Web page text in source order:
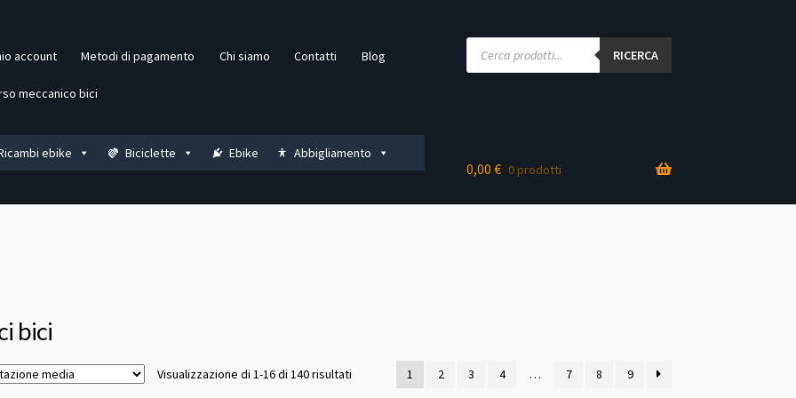
account Metodi di pagamento Chi siamo Contatti Blog
meccanico bici
Products
search RICERCA
ebike Biciclette Ebike Abbigliamento
0,00 € 0 prodotti
bici
Visualizzazione di 1-16 di 140 risultatiValutazione1 2 3 4 … 7 8 9